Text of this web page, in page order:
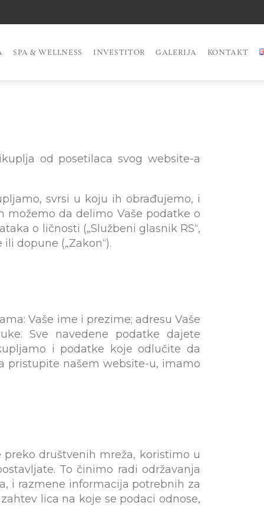
SPA & WELLNESS INVESTITOR GALERIJA KONTAKT
od posetilaca svog website-a
svrsi u koju ih obrađujemo, i
možemo da delimo Vaše podatke o
o ličnosti („Službeni glasnik RS“,
dopune („Zakon“).
Vaše ime i prezime; adresu Vaše
Sve navedene podatke dajete
i podatke koje odlučite da
pristupite našem website-u, imamo
društvenih mreža, koristimo u
To činimo radi održavanja
i razmene informacija potrebnih za
lica na koje se podaci odnose,